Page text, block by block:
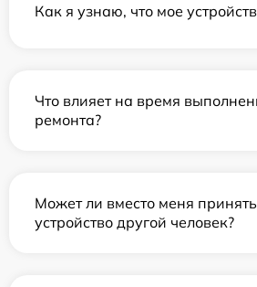
Как я узнаю, что мое
Что влияет на время
ремонта?
Может ли вместо меня принять
устройство другой человек?